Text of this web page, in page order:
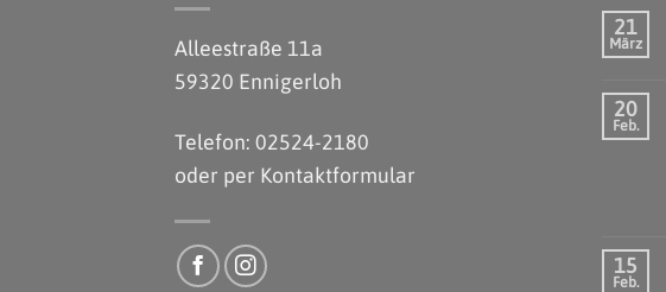
Alleestraße 11a
59320 Ennigerloh
Telefon: 02524-2180
oder per Kontaktformular
21
März
20
Feb.
15
Feb.